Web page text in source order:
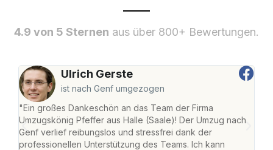
4.9 von 5 Sternen aus über 800+ Bewertungen.
Ulrich Gerste
ist nach Genf umgezogen
"Ein großes Dankeschön an das Team der Firma
Umzugskönig Pfeffer aus Halle (Saale)! Der Umzug nach
Genf verlief reibungslos und stressfrei dank der
professionellen Unterstützung des Teams. Ich kann